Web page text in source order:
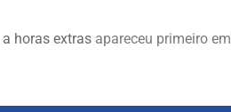
horas extras apareceu primeiro em